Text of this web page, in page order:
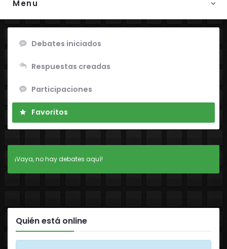
Menu
Debates iniciados
Respuestas creadas
Participaciones
Favoritos
¡Vaya, no hay debates aquí!
Quién está online